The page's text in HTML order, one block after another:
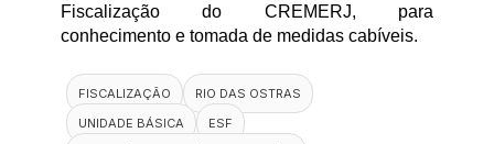
Fiscalização do CREMERJ, para
conhecimento e tomada de medidas cabíveis.
FISCALIZAÇÃO
RIO DAS OSTRAS
UNIDADE BÁSICA
ESF